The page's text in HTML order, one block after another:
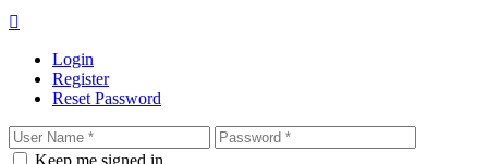
Login
Register
Reset Password